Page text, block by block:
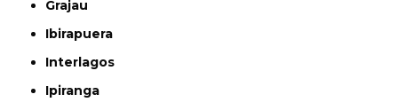
Grajau
Ibirapuera
Interlagos
Ipiranga